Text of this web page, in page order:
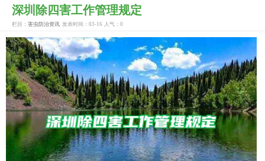
深圳除四害工作管理规定
栏目： 害虫防治资讯 发表时间：03-16 人气： 0